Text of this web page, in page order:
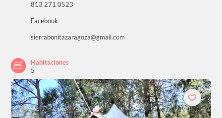
813 271 0523
Facebook
sierrabonitazaragoza@gmail.com
Habitaciones
5